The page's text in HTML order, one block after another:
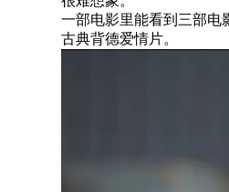
一部电影里能看到三部电
古典背德爱情片。